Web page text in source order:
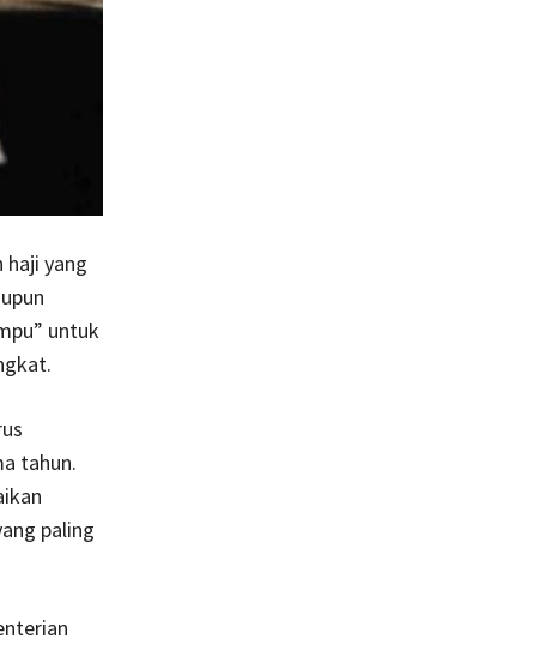
haji yang
untuk
tahun.
paling